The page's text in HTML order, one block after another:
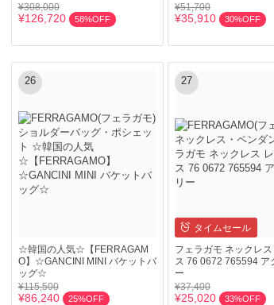
¥308,000
¥126,720 58%OFF
¥51,700
¥35,910 30%OFF
26
☆韓国の人気☆【FERRAGAM
O】☆GANCINI MINI バケットバ
ッグ☆
¥115,500
¥86,240 25%OFF
27
タイムセール
フェラガモ ネックレ
ス 76 0672 765594 ア
ー
¥37,400
¥25,020 33%OFF